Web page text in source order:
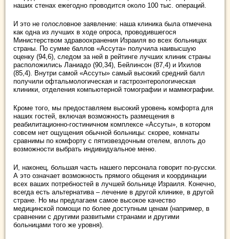
наших стенах ежегодно проводится около 100 тыс. операций.
И это не голословное заявление: наша клиника была отмечена
как одна из лучших в ходе опроса, проводившегося
Министерством здравоохранения Израиля во всех больницах
страны. По сумме баллов «Ассута» получила наивысшую
оценку (94,6), следом за ней в рейтинге лучших клиник страны
расположились Ланиадо (90,34), Бейлинсон (87,4) и Ихилов
(85,4). Внутри самой «Ассуты» самый высокий средний балл
получили офтальмологическая и гастроэнтерологическая
клиники, отделения компьютерной томографии и маммографии.
Кроме того, мы предоставляем высокий уровень комфорта для
наших гостей, включая возможность размещения в
реабилитационно-гостиничном комплексе «Ассуты», в котором
совсем нет ощущения обычной больницы: скорее, комнаты
сравнимы по комфорту с пятизвездочным отелем, вплоть до
возможности выбрать индивидуальное меню.
И, наконец, большая часть нашего персонала говорит по-русски.
А это означает возможность прямого общения и координации
всех ваших потребностей в лучшей больнице Израиля. Конечно,
всегда есть альтернатива – лечение в другой клинике, в другой
стране. Но мы предлагаем самое высокое качество
медицинской помощи по более доступным ценам (например, в
сравнении с другими развитыми странами и другими
больницами того же уровня).